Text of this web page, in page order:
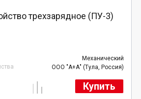
трехзарядное (ПУ-3)
Механический
ООО "А+А" (Тула, Россия)
Купить